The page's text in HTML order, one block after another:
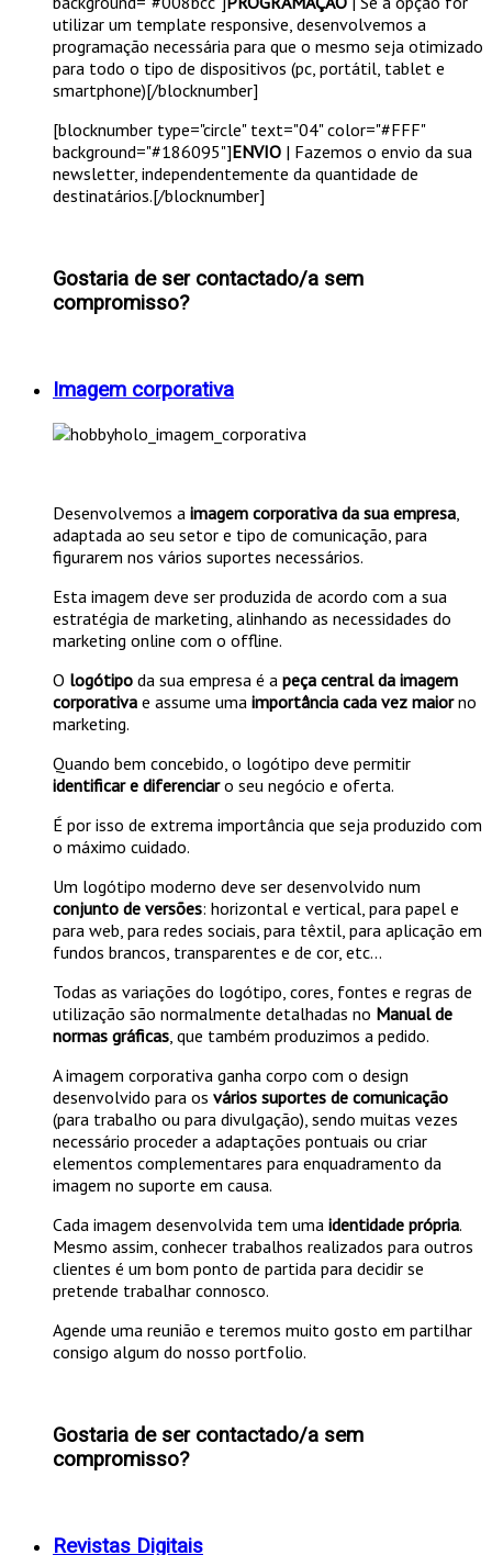
utilizar um template responsive, desenvolvemos a
programação necessária para que o mesmo seja otimizado
para todo o tipo de dispositivos (pc, portátil, tablet e
smartphone)[/blocknumber]
[blocknumber type="circle" text="04" color="#FFF"
background="#186095"]ENVIO | Fazemos o envio da sua
newsletter, independentemente da quantidade de
destinatários.[/blocknumber]
Gostaria de ser contactado/a sem
compromisso?
Imagem corporativa
Desenvolvemos a imagem corporativa da sua empresa
adaptada ao seu setor e tipo de comunicação, para
figurarem nos vários suportes necessários.
Esta imagem deve ser produzida de acordo com a sua
estratégia de marketing, alinhando as necessidades do
marketing online com o offline.
O logótipo da sua empresa é a peça central da imagem
corporativa e assume uma importância cada vez maiorno
marketing.
Quando bem concebido, o logótipo deve permitir
identificar e diferenciaro seu negócio e oferta.
É por isso de extrema importância que seja produzido com
o máximo cuidado.
Um logótipo moderno deve ser desenvolvido num
conjunto de versões: horizontal e vertical, para papel e
para web, para redes sociais, para têxtil, para aplicação em
fundos brancos, transparentes e de cor, etc...
Todas as variações do logótipo, cores, fontes e regras de
utilização são normalmente detalhadas no Manual de
normas gráficas , que também produzimos a pedido.
A imagem corporativa ganha corpo com o design
desenvolvido para os vários suportes de comunicação
(para trabalho ou para divulgação), sendo muitas vezes
necessário proceder a adaptações pontuais ou criar
elementos complementares para enquadramento da
imagem no suporte em causa.
Cada imagem desenvolvida tem uma identidade própria.
Mesmo assim, conhecer trabalhos realizados para outros
clientes é um bom ponto de partida para decidir se
pretende trabalhar connosco.
Agende uma reunião e teremos muito gosto em partilhar
consigo algum do nosso portfolio.
Gostaria de ser contactado/a sem
compromisso?
Revistas Digitais